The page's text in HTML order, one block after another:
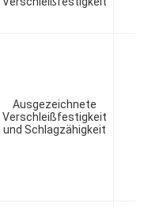
Ausgezeichnete
Verschleißfestigkeit
und Schlagzähigkeit